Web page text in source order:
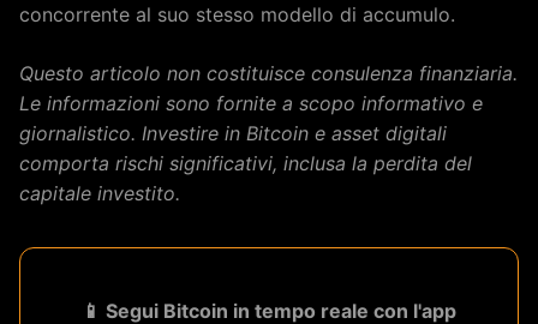
concorrente al suo stesso modello di accumulo.
Questo articolo non costituisce consulenza finanziaria.
Le informazioni sono fornite a scopo informativo e
giornalistico. Investire in Bitcoin e asset digitali
comporta rischi significativi, inclusa la perdita del
capitale investito.
📱 Segui Bitcoin in tempo reale con l'app